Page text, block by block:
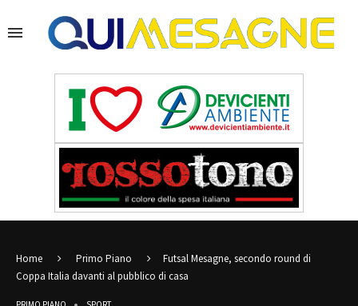
Home Primo Piano
Futsal Mesagne, secondo round di
Coppa Italia davanti al pubblico di casa